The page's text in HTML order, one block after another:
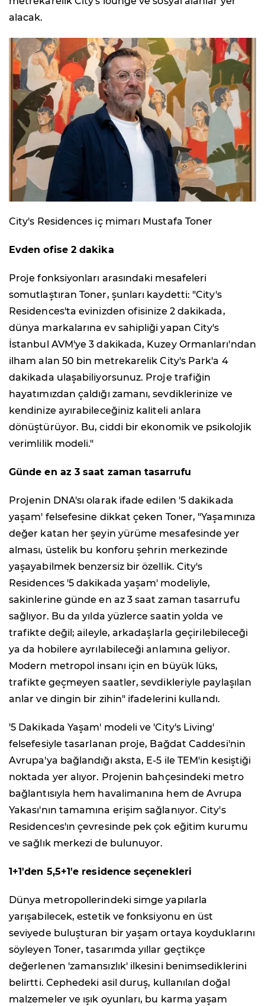
alacak.
City's Residences iç mimarı Mustafa Toner
Evden ofise 2 dakika
Proje fonksiyonları arasındaki mesafeleri
somutlaştıran Toner, şunları kaydetti: "City's
Residences'ta evinizden ofisinize 2 dakikada,
dünya markalarına ev sahipliği yapan City's
İstanbul AVM'ye 3 dakikada, Kuzey Ormanları'ndan
ilham alan 50 bin metrekarelik City's Park'a 4
dakikada ulaşabiliyorsunuz. Proje trafiğin
hayatımızdan çaldığı zamanı, sevdiklerinize ve
kendinize ayırabileceğiniz kaliteli anlara
dönüştürüyor. Bu, ciddi bir ekonomik ve psikolojik
verimlilik modeli."
Günde en az 3 saat zaman tasarrufu
Projenin DNA'sı olarak ifade edilen '5 dakikada
yaşam' felsefesine dikkat çeken Toner, "Yaşamınıza
değer katan her şeyin yürüme mesafesinde yer
alması, üstelik bu konforu şehrin merkezinde
yaşayabilmek benzersiz bir özellik. City's
Residences '5 dakikada yaşam' modeliyle,
sakinlerine günde en az 3 saat zaman tasarrufu
sağlıyor. Bu da yılda yüzlerce saatin yolda ve
trafikte değil; aileyle, arkadaşlarla geçirilebileceği
ya da hobilere ayrılabileceği anlamına geliyor.
Modern metropol insanı için en büyük lüks,
trafikte geçmeyen saatler, sevdikleriyle paylaşılan
anlar ve dingin bir zihin" ifadelerini kullandı.
'5 Dakikada Yaşam' modeli ve 'City's Living'
felsefesiyle tasarlanan proje, Bağdat Caddesi'nin
Avrupa'ya bağlandığı aksta, E-5 ile TEM'in kesiştiği
noktada yer alıyor. Projenin bahçesindeki metro
bağlantısıyla hem havalimanına hem de Avrupa
Yakası'nın tamamına erişim sağlanıyor. City's
Residences'ın çevresinde pek çok eğitim kurumu
ve sağlık merkezi de bulunuyor.
1+1'den 5,5+1'e residence seçenekleri
Dünya metropollerindeki simge yapılarla
yarışabilecek, estetik ve fonksiyonu en üst
seviyede buluşturan bir yaşam ortaya koyduklarını
söyleyen Toner, tasarımda yıllar geçtikçe
değerlenen 'zamansızlık' ilkesini benimsediklerini
belirtti. Cephedeki asil duruş, kullanılan doğal
malzemeler ve ışık oyunları, bu karma yaşam